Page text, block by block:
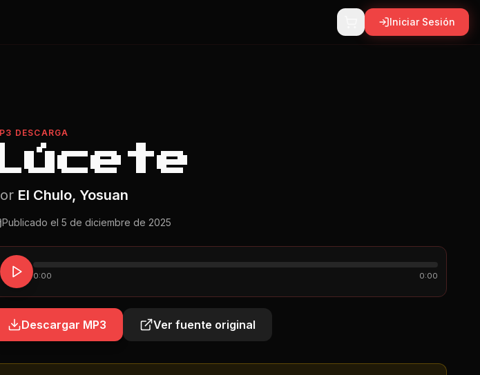
Iniciar Sesión
DESCARGA
Lúcete
El Chulo, Yosuan
Publicado el 5 de diciembre de 2025
0:00 0:00
Descargar MP3 Ver fuente original